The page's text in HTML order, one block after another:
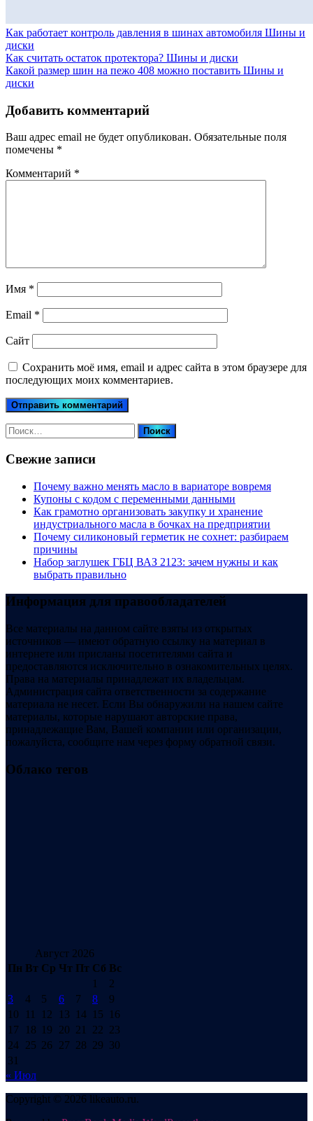
Как работает контроль давления в шинах автомобиля Шины и
диски
Как считать остаток протектора? Шины и диски
Какой размер шин на пежо 408 можно поставить Шины и
диски
Добавить комментарий
Ваш адрес email не будет опубликован. Обязательные поля
помечены *
Комментарий *
Имя *
Email *
Сайт
Сохранить моё имя, email и адрес сайта в этом браузере для
последующих моих комментариев.
Найти:
Свежие записи
Почему важно менять масло в вариаторе вовремя
Купоны c кодом с переменными данными
Как грамотно организовать закупку и хранение
индустриального масла в бочках на предприятии
Почему силиконовый герметик не сохнет: разбираем
причины
Набор заглушек ГБЦ ВАЗ 2123: зачем нужны и как
выбрать правильно
Информация для правообладателей
Все материалы на данном сайте взяты из открытых
источников — имеют обратную ссылку на материал в
интернете или присланы посетителями сайта и
предоставляются исключительно в ознакомительных целях.
Права на материалы принадлежат их владельцам.
Администрация сайта ответственности за содержание
материала не несет. Если Вы обнаружили на нашем сайте
материалы, которые нарушают авторские права,
принадлежащие Вам, Вашей компании или организации,
пожалуйста, сообщите нам через форму обратной связи.
Облако тегов
Август 2026
Пн Вт Ср Чт Пт Сб Вс
1
2
3
4 5 6 7 8
9
10
11 12 13 14 15
16
17
18 19 20 21 22 23
24 25 26 27 28 29 30
31
« Июл
Copyright © 2026 likeauto.ru.